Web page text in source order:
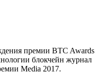
премии BTC Awards
блокчейн журнал
Media 2017.